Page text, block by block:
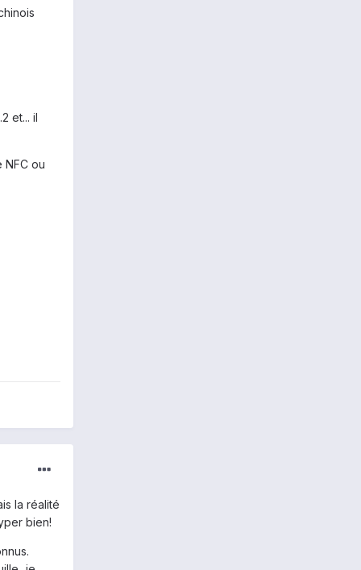
et... il
ou
la réalité
bien!